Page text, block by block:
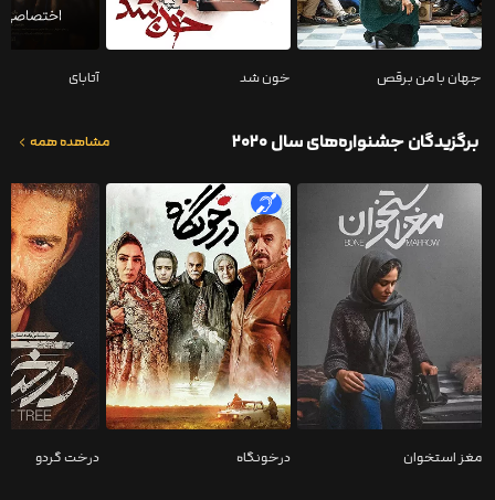
جهان با من برقص خون شد آتابای
برگزیدگان جشنواره‌های سال ۲۰۲۰ مشاهده همه
مغز استخوان درخونگاه درخت گردو